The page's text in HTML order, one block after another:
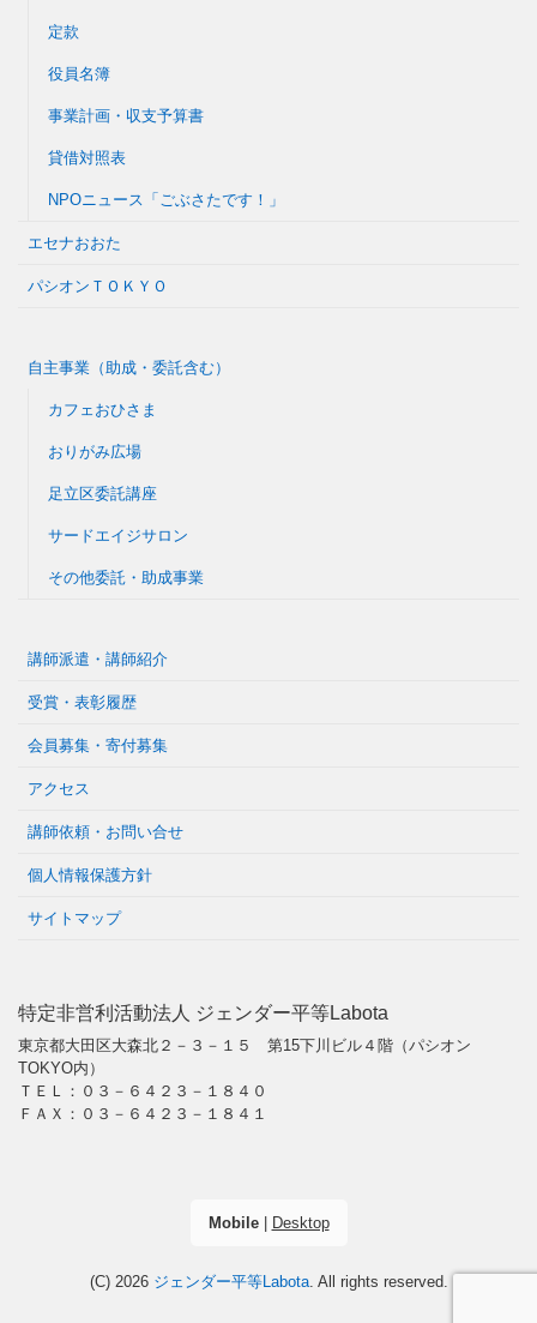
定款
役員名簿
事業計画・収支予算書
貸借対照表
NPOニュース「ごぶさたです！」
エセナおおた
パシオンＴＯＫＹＯ
自主事業（助成・委託含む）
カフェおひさま
おりがみ広場
足立区委託講座
サードエイジサロン
その他委託・助成事業
講師派遣・講師紹介
受賞・表彰履歴
会員募集・寄付募集
アクセス
講師依頼・お問い合せ
個人情報保護方針
サイトマップ
特定非営利活動法人 ジェンダー平等Labota
東京都大田区大森北２－３－１５ 第15下川ビル４階（パシオン
TOKYO内）
ＴＥＬ：０３－６４２３－１８４０
ＦＡＸ：０３－６４２３－１８４１
Mobile| Desktop
(C) 2026 ジェンダー平等Labota. All rights reserved.